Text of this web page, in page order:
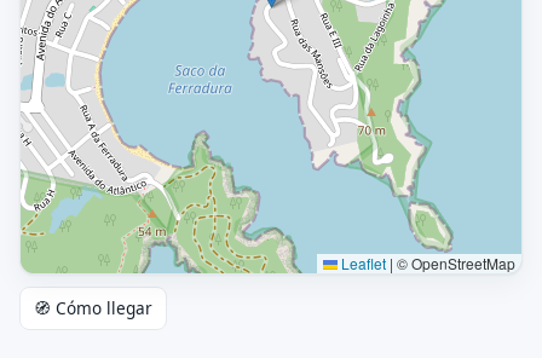
Leaflet | © OpenStreetMap
🧭 Cómo llegar